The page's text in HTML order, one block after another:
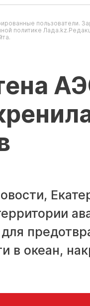
пользователи.
политике
в океан,